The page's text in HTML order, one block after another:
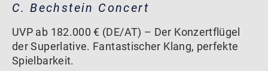
C. Bechstein Concert
UVP ab 182.000 € (DE/AT) – Der Konzertflügel
der Superlative. Fantastischer Klang, perfekte
Spielbarkeit.